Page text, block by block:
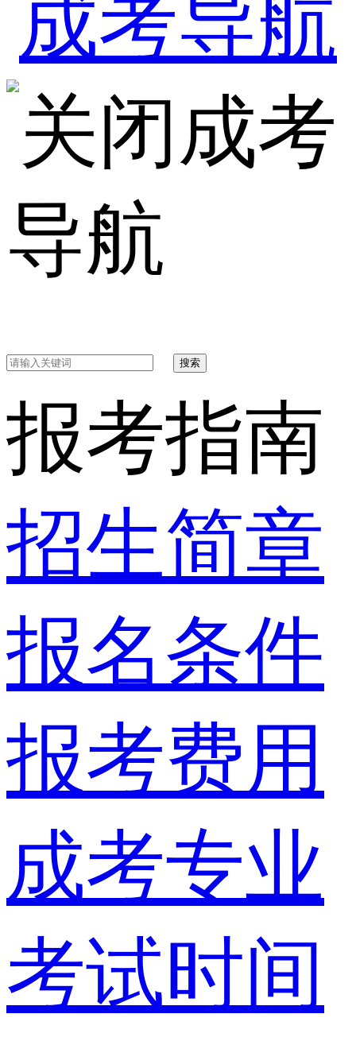
成考
导航
搜索
报考指南
招生简章
报名条件
报考费用
成考专业
考试时间